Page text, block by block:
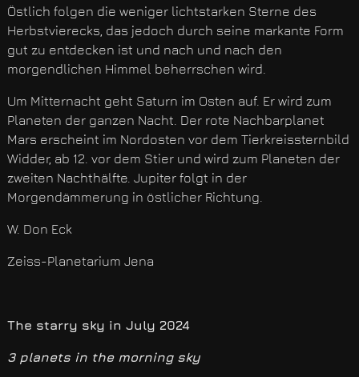
Östlich folgen die weniger lichtstarken Sterne des
Herbstvierecks, das jedoch durch seine markante Form
gut zu entdecken ist und nach und nach den
morgendlichen Himmel beherrschen wird.
Um Mitternacht geht Saturn im Osten auf. Er wird zum
Planeten der ganzen Nacht. Der rote Nachbarplanet
Mars erscheint im Nordosten vor dem Tierkreissternbild
Widder, ab 12. vor dem Stier und wird zum Planeten der
zweiten Nachthälfte. Jupiter folgt in der
Morgendämmerung in östlicher Richtung.
W. Don Eck
Zeiss-Planetarium Jena
The starry sky in July 2024
3 planets in the morning sky